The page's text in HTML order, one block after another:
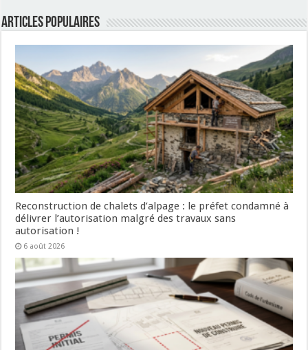
Articles populaires
Reconstruction de chalets d’alpage : le préfet condamné à
délivrer l’autorisation malgré des travaux sans
autorisation !
6 août 2026